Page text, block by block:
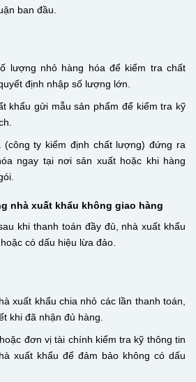
ban đầu.
lượng nhỏ hàng hóa để kiểm tra chất
định nhập số lượng lớn.
khẩu gửi mẫu sản phẩm để kiểm tra kỹ
(công ty kiểm định chất lượng) đứng ra
ngay tại nơi sản xuất hoặc khi hàng
nhà xuất khẩu không giao hàng
khi thanh toán đầy đủ, nhà xuất khẩu
có dấu hiệu lừa đảo.
xuất khẩu chia nhỏ các lần thanh toán,
khi đã nhận đủ hàng.
đơn vị tài chính kiểm tra kỹ thông tin
xuất khẩu để đảm bảo không có dấu